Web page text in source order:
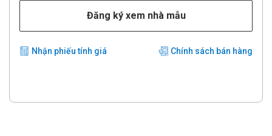
Đăng ký xem nhà mẫu
Nhận phiếu tính giá Chính sách bán hàng